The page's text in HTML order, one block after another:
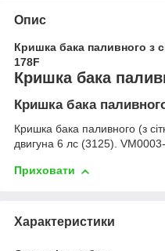
Опис
Кришка бака паливного з
178F
Кришка бака
Кришка бака
Кришка бака паливного (з
двигуна 6 лс (3125).
Приховати
Характеристики